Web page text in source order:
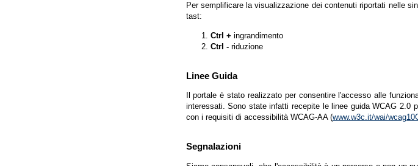
Per semplificare la visualizzazione dei contenuti riportati nelle
tast:
Ctrl + ingrandimento
Ctrl -riduzione
Linee Guida
Il portale è stato realizzato per consentire l'accesso alle
interessati. Sono state infatti recepite le linee guida WCAG 2.0
con i requisiti di accessibilità WCAG-AA (www.w3c.it/wai/
Segnalazioni